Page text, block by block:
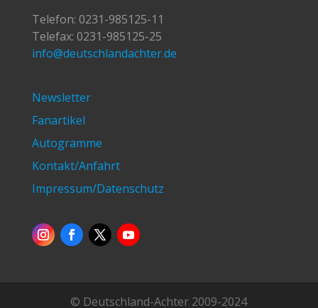
Telefon: 0231-985125-11
Telefax: 0231-985125-25
info@deutschlandachter.de
Newsletter
Fanartikel
Autogramme
Kontakt/Anfahrt
Impressum/Datenschutz
© Deutschland-Achter 2009-2024